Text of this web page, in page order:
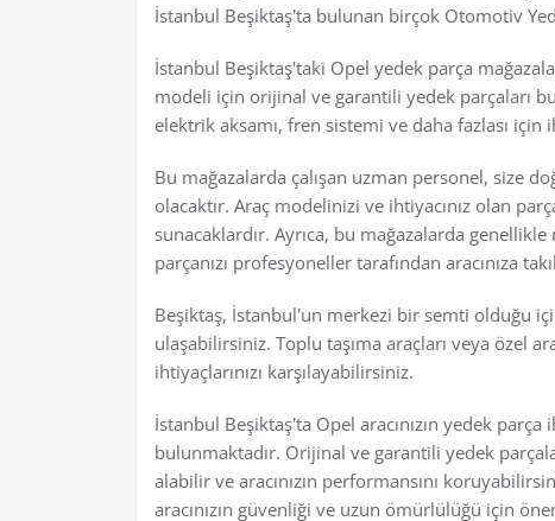
İstanbul Beşiktaş'ta bulunan birçok Otomotiv
İstanbul Beşiktaş'taki Opel yedek parça
modeli için orijinal ve garantili yedek parçaları
elektrik aksamı, fren sistemi ve daha fazlası
Bu mağazalarda çalışan uzman personel, size
olacaktır. Araç modelinizi ve ihtiyacınız olan
sunacaklardır. Ayrıca, bu mağazalarda
parçanızı profesyoneller tarafından aracınıza
Beşiktaş, İstanbul'un merkezi bir semti olduğu
ulaşabilirsiniz. Toplu taşıma araçları veya özel
ihtiyaçlarınızı karşılayabilirsiniz.
İstanbul Beşiktaş'ta Opel aracınızın yedek
bulunmaktadır. Orijinal ve garantili yedek
alabilir ve aracınızın performansını
aracınızın güvenliği ve uzun ömürlülüğü için